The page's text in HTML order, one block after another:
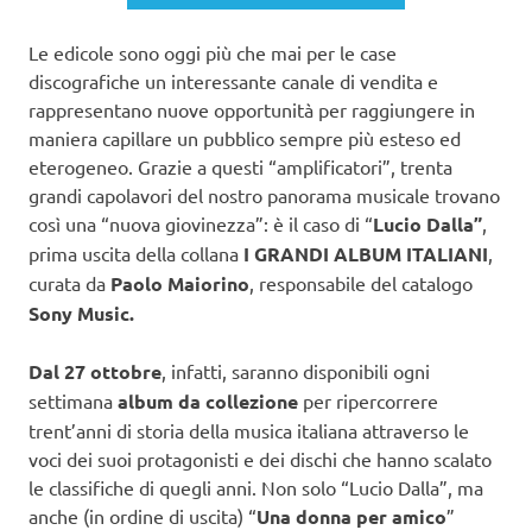
Le edicole sono oggi più che mai per le case
discografiche un interessante canale di vendita e
rappresentano nuove opportunità per raggiungere in
maniera capillare un pubblico sempre più esteso ed
eterogeneo. Grazie a questi “amplificatori”, trenta
grandi capolavori del nostro panorama musicale trovano
così una “nuova giovinezza”: è il caso di “Lucio Dalla”
prima uscita della collana I GRANDI ALBUM ITALIANI
curata da Paolo Maiorino , responsabile del catalogo
Sony Music.
Dal 27 ottobre , infatti, saranno disponibili ogni
settimana album da collezione per ripercorrere
trent’anni di storia della musica italiana attraverso le
voci dei suoi protagonisti e dei dischi che hanno scalato
le classifiche di quegli anni. Non solo “Lucio Dalla”, ma
anche (in ordine di uscita) “Una donna per amico”